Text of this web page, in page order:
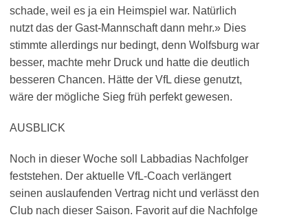
schade, weil es ja ein Heimspiel war. Natürlich
nutzt das der Gast-Mannschaft dann mehr.» Dies
stimmte allerdings nur bedingt, denn Wolfsburg war
besser, machte mehr Druck und hatte die deutlich
besseren Chancen. Hätte der VfL diese genutzt,
wäre der mögliche Sieg früh perfekt gewesen.
AUSBLICK
Noch in dieser Woche soll Labbadias Nachfolger
feststehen. Der aktuelle VfL-Coach verlängert
seinen auslaufenden Vertrag nicht und verlässt den
Club nach dieser Saison. Favorit auf die Nachfolge